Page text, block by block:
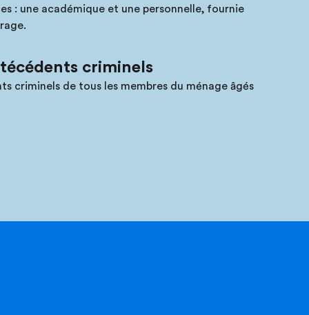
: une académique et une personnelle, fournie
criminels
criminels de tous les membres du ménage âgés